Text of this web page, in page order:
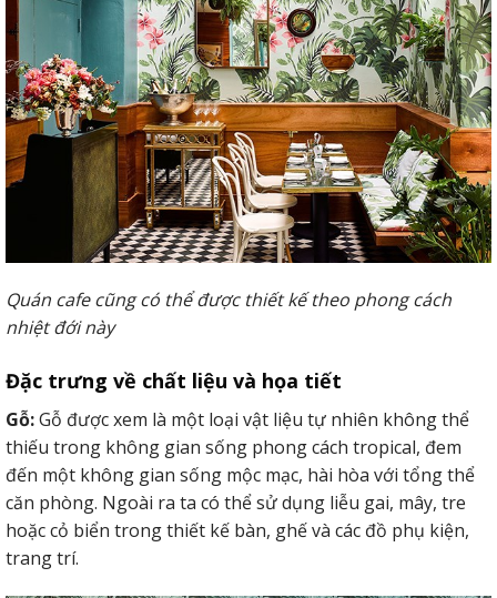
Quán cafe cũng có thể được thiết kế theo phong cách
nhiệt đới này
Đặc trưng về chất liệu và họa tiết
Gỗ:Gỗ được xem là một loại vật liệu tự nhiên không thể
thiếu trong không gian sống phong cách tropical, đem
đến một không gian sống mộc mạc, hài hòa với tổng thể
căn phòng. Ngoài ra ta có thể sử dụng liễu gai, mây, tre
hoặc cỏ biển trong thiết kế bàn, ghế và các đồ phụ kiện,
trang trí.